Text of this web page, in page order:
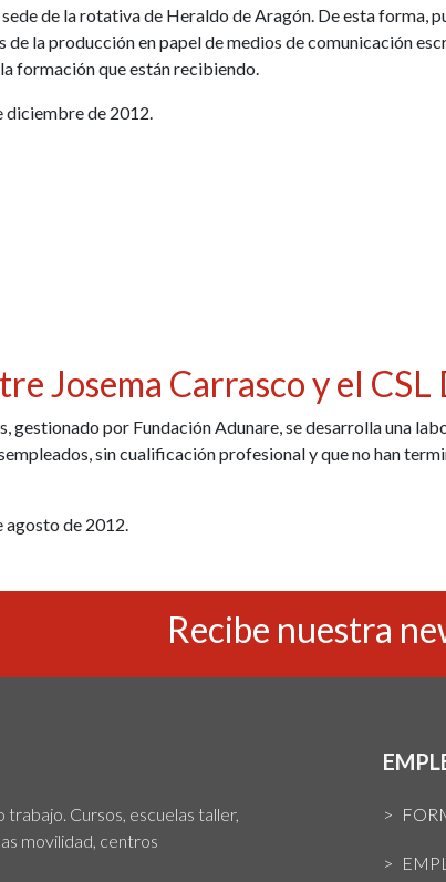
de la rotativa de Heraldo de Aragón. De esta forma,
la producción en papel de medios de comunicación
formación que están recibiendo.
diciembre de 2012.
Josema Carrasco y el CSL
gestionado por Fundación Adunare, se desarrolla una
sin cualificación profesional y que no han
agosto de 2012.
Recibe nuestra
Cursos, escuelas taller,
movilidad, centros